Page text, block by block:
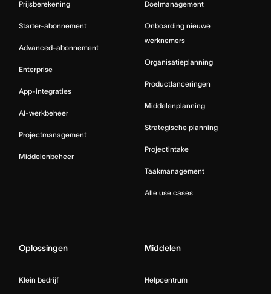
Prijsberekening
Starter-abonnement
Advanced-abonnement
Enterprise
App-integraties
AI-werkbeheer
Projectmanagement
Middelenbeheer
Doelmanagement
Onboarding nieuwe
werknemers
Organisatieplanning
Productlanceringen
Middelenplanning
Strategische planning
Projectintake
Taakmanagement
Alle use cases
Oplossingen
Klein bedrijf
Middelen
Helpcentrum